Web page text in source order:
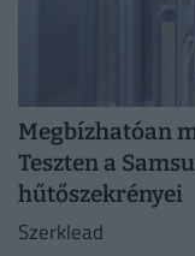
Megbízhatóan
Teszten a
hűtőszekrényei
Szerklead